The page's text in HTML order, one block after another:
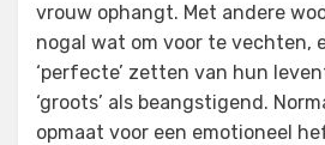
vrouw ophangt. Met andere
nogal wat om voor te vechten,
‘perfecte’ zetten van hun
‘groots’ als beangstigend.
opmaat voor een emotioneel